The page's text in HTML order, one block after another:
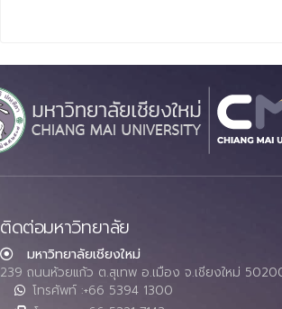
ติดต่อมหาวิทยาลัย
มหาวิทยาลัยเชียงใหม่
239 ถนนห้วยแก้ว ต.สุเทพ อ.เมือง จ.เชียงใหม่
โทรศัพท์ :+66 5394 1300